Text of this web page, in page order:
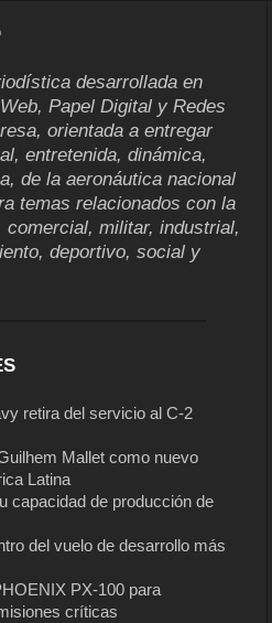
desarrollada en
Papel Digital y Redes
orientada a entregar
entretenida, dinámica,
de la aeronáutica nacional
temas relacionados con la
militar, industrial,
deportivo, social y
retira del servicio al C-2
Mallet como nuevo
Latina
capacidad de producción de
del vuelo de desarrollo más
PX-100 para
críticas